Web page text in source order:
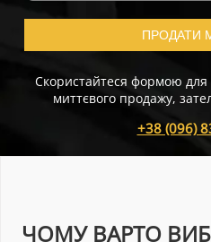
ПРОДАТИ
Скористайтеся формою для
миттєвого продажу,
+38 (096)
ЧОМУ ВАРТО